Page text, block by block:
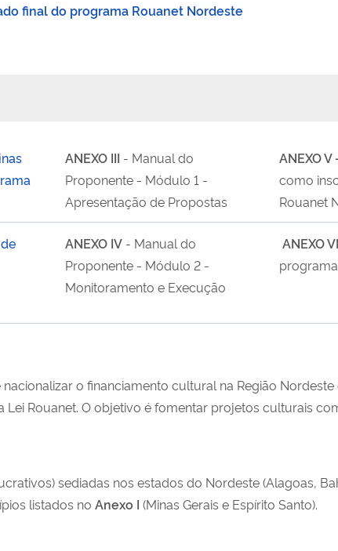
final do programa Rouanet Nordeste
ANEXO III - Manual do
Proponente - Módulo 1 -
Apresentação de Propostas
ANEXO V
como
Rouanet
ANEXO IV - Manual do
Proponente - Módulo 2 -
Monitoramento e Execução
ANEXO VI
o financiamento cultural na Região
Rouanet. O objetivo é fomentar projetos culturais
sediadas nos estados do Nordeste (Alagoas,
listados no Anexo I (Minas Gerais e Espírito Santo).